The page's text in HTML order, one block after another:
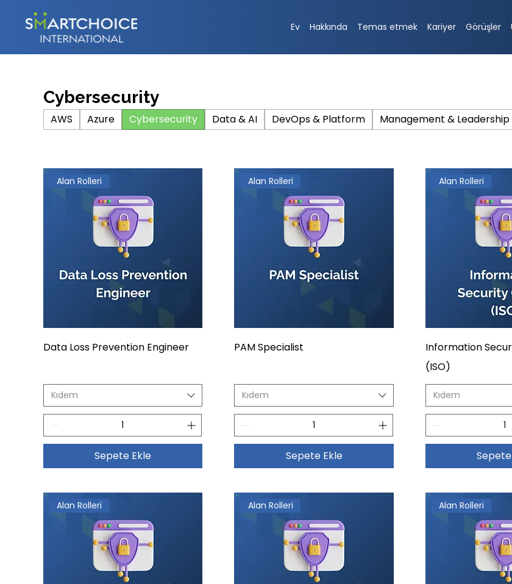
Ev Hakkında Temas etmek Kariyer Görüşler
Cybersecurity
AWS Azure Cybersecurity Data & AI DevOps & Platform Management & Leadership
Alan Rolleri
Data Loss Prevention Engineer
Kıdem
Sepete Ekle
Alan Rolleri
PAM Specialist
Kıdem
Sepete Ekle
Alan Rolleri
Information
(ISO)
Kıdem
Alan Rolleri Alan Rolleri Alan Rolleri